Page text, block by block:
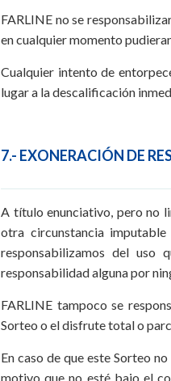
FARLINE no se
en cualquier momento
Cualquier intento de
lugar a la descalificación
7.- EXONERACIÓN DE
A título enunciativo, pero no
otra circunstancia
responsabilizamos del uso
responsabilidad alguna por
FARLINE tampoco se
Sorteo o el disfrute total o
En caso de que este Sorteo
motivo que no esté bajo el